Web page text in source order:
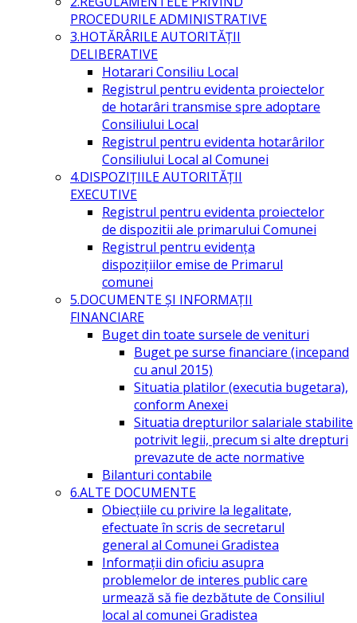
PROCEDURILE ADMINISTRATIVE
3.HOTĂRÂRILE AUTORITĂŢII
DELIBERATIVE
Hotarari Consiliu Local
Registrul pentru evidenta proiectelor
de hotarâri transmise spre adoptare
Consiliului Local
Registrul pentru evidenta hotarârilor
Consiliului Local al Comunei
4.DISPOZIŢIILE AUTORITĂŢII
EXECUTIVE
Registrul pentru evidenta proiectelor
de dispozitii ale primarului Comunei
Registrul pentru evidența
dispozițiilor emise de Primarul
comunei
5.DOCUMENTE ŞI INFORMAŢII
FINANCIARE
Buget din toate sursele de venituri
Buget pe surse financiare (incepand
cu anul 2015)
Situatia platilor (executia bugetara),
conform Anexei
Situatia drepturilor salariale stabilite
potrivit legii, precum si alte drepturi
prevazute de acte normative
Bilanturi contabile
6.ALTE DOCUMENTE
Obiecțiile cu privire la legalitate,
efectuate în scris de secretarul
general al Comunei Gradistea
Informații din oficiu asupra
problemelor de interes public care
urmează să fie dezbătute de Consiliul
local al comunei Gradistea